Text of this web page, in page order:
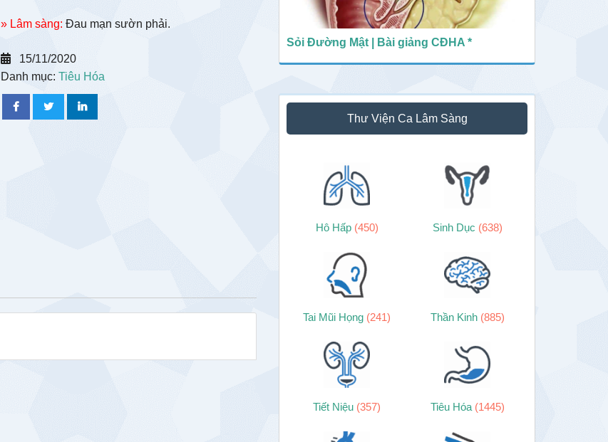
» Lâm sàng: Đau mạn sườn phải.
15/11/2020
Danh mục: Tiêu Hóa
Sỏi Đường Mật | Bài giảng CĐHA *
Thư Viện Ca Lâm Sàng
Hô Hấp (450) Sinh Dục (638)
Tai Mũi Họng (241) Thần Kinh (885)
Tiết Niệu (357) Tiêu Hóa (1445)